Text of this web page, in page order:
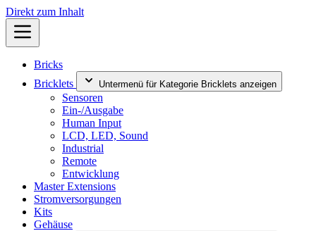
Direkt zum Inhalt
Bricks
Bricklets
Untermenü für Kategorie Bricklets anzeigen
Sensoren
Ein-/Ausgabe
Human Input
LCD, LED, Sound
Industrial
Remote
Entwicklung
Master Extensions
Stromversorgungen
Kits
Gehäuse